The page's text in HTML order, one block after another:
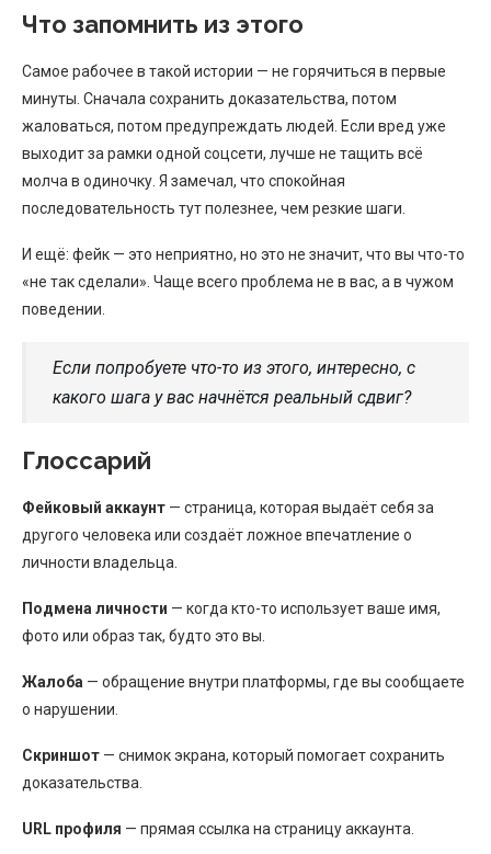
Что запомнить из этого
Самое рабочее в такой истории — не горячиться в первые
минуты. Сначала сохранить доказательства, потом
жаловаться, потом предупреждать людей. Если вред уже
выходит за рамки одной соцсети, лучше не тащить всё
молча в одиночку. Я замечал, что спокойная
последовательность тут полезнее, чем резкие шаги.
И ещё: фейк — это неприятно, но это не значит, что вы что-то
«не так сделали». Чаще всего проблема не в вас, а в чужом
поведении.
Если попробуете что-то из этого, интересно, с
какого шага у вас начнётся реальный сдвиг?
Глоссарий
Фейковый аккаунт — страница, которая выдаёт себя за
другого человека или создаёт ложное впечатление о
личности владельца.
Подмена личности — когда кто-то использует ваше имя,
фото или образ так, будто это вы.
Жалоба — обращение внутри платформы, где вы сообщаете
о нарушении.
Скриншот — снимок экрана, который помогает сохранить
доказательства.
URL профиля — прямая ссылка на страницу аккаунта.